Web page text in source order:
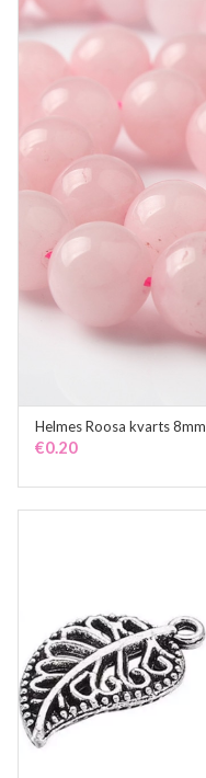
Helmes Roosa kvarts 8mm
€0.20